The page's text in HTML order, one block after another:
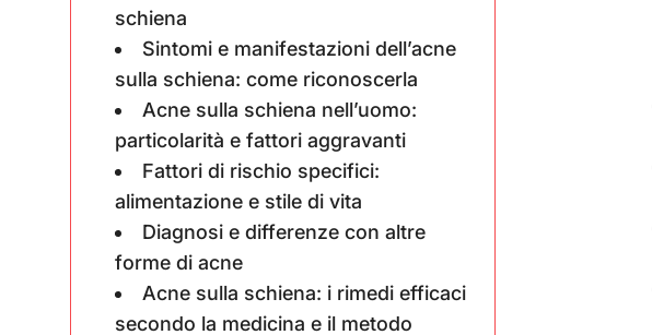
schiena
Sintomi e manifestazioni dell’acne
sulla schiena: come riconoscerla
Acne sulla schiena nell’uomo:
particolarità e fattori aggravanti
Fattori di rischio specifici:
alimentazione e stile di vita
Diagnosi e differenze con altre
forme di acne
Acne sulla schiena: i rimedi efficaci
secondo la medicina e il metodo